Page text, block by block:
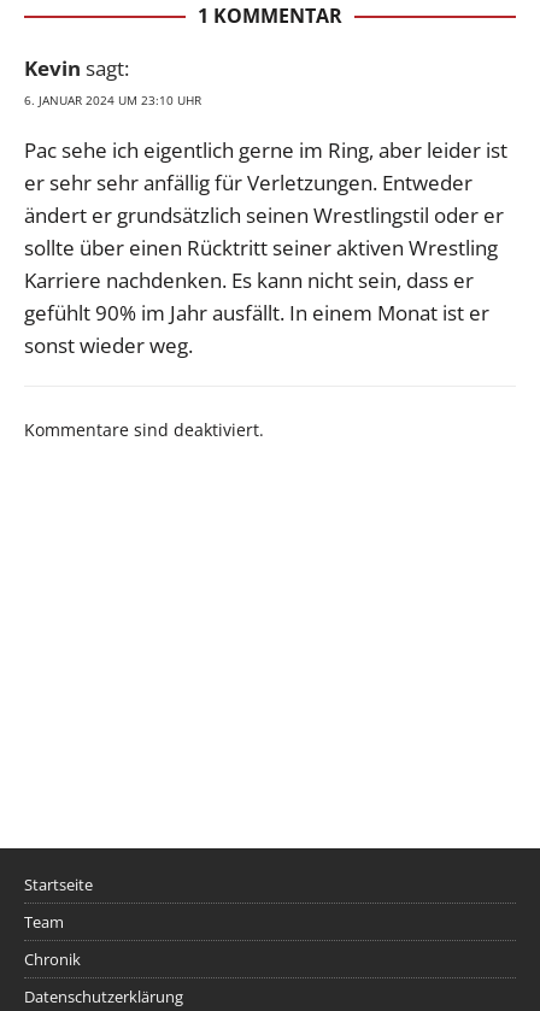
1 KOMMENTAR
Kevin sagt:
6. JANUAR 2024 UM 23:10 UHR
Pac sehe ich eigentlich gerne im Ring, aber leider ist
er sehr sehr anfällig für Verletzungen. Entweder
ändert er grundsätzlich seinen Wrestlingstil oder er
sollte über einen Rücktritt seiner aktiven Wrestling
Karriere nachdenken. Es kann nicht sein, dass er
gefühlt 90% im Jahr ausfällt. In einem Monat ist er
sonst wieder weg.
Kommentare sind deaktiviert.
Startseite
Team
Chronik
Datenschutzerklärung